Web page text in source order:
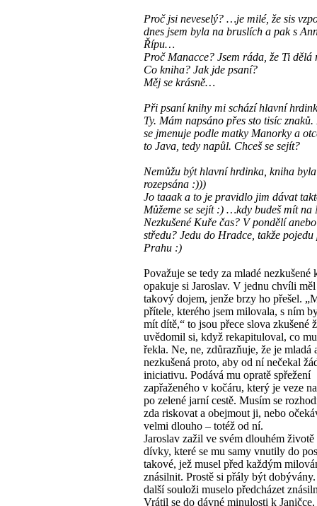
Proč jsi neveselý? …je milé, že sis
dnes jsem byla na bruslích a pak s
Řípu…
Proč Manacce? Jsem ráda, že Ti
Co kniha? Jak jde psaní?
Měj se krásně…
Při psaní knihy mi schází hlavní
Ty. Mám napsáno přes sto tisíc znaků.
se jmenuje podle matky Manorky a
to Java, tedy napůl. Chceš se sejít?
Nemůžu být hlavní hrdinka, kniha byla
rozepsána :)))
Jo taaak a to je pravidlo jim dávat
Můžeme se sejít :) …kdy budeš mít na
Nezkušené Kuře čas? V pondělí
středu? Jedu do Hradce, takže pojedu
Prahu :)
Považuje se tedy za mladé nezkušené
opakuje si Jaroslav. V jednu chvíli
takový dojem, jenže brzy ho přešel.
přítele, kterého jsem milovala, s ním
mít dítě,“ to jsou přece slova zkušené
uvědomil si, když rekapituloval, co
řekla. Ne, ne, zdůrazňuje, že je mladá
nezkušená proto, aby od ní nečekal
iniciativu. Podává mu opratě spřežení
zapřaženého v kočáru, který je veze
po zelené jarní cestě. Musím se
zda riskovat a obejmout ji, nebo
velmi dlouho – totéž od ní.
Jaroslav zažil ve svém dlouhém
dívky, které se mu samy vnutily do
takové, jež musel před každým
znásilnit. Prostě si přály být
další souloži muselo předcházet
Vrátil se do dávné minulosti k Janičce,